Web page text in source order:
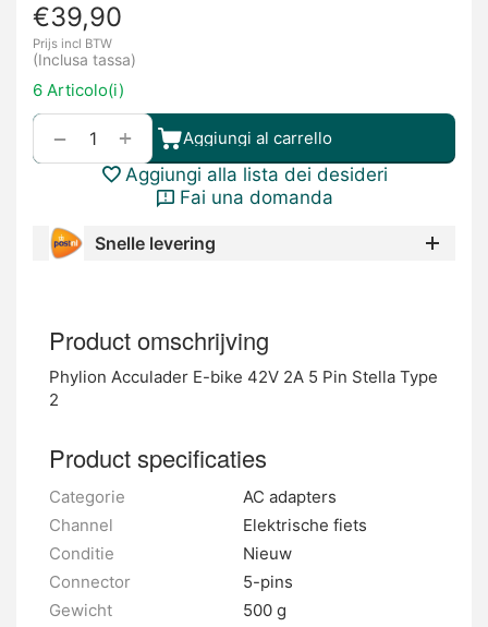
€39,90
Prijs incl BTW
(Inclusa tassa)
6 Articolo(i)
+
− Aggiungi al carrello
Aggiungi alla lista dei desideri
Fai una domanda
Snelle levering
Product omschrijving
Phylion Acculader E-bike 42V 2A 5 Pin Stella Type
2
Product specificaties
Categorie
AC adapters
Channel
Elektrische fiets
Conditie
Nieuw
Connector
5-pins
Gewicht
500 g